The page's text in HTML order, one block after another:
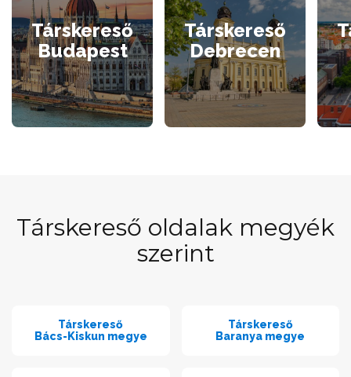
Társkereső
Budapest
Társkereső
Debrecen
Társkereső oldalak megyék
szerint
Társkereső
Bács-Kiskun megye
Társkereső
Baranya megye